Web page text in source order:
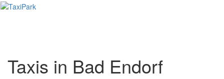
Taxis in Bad Endorf